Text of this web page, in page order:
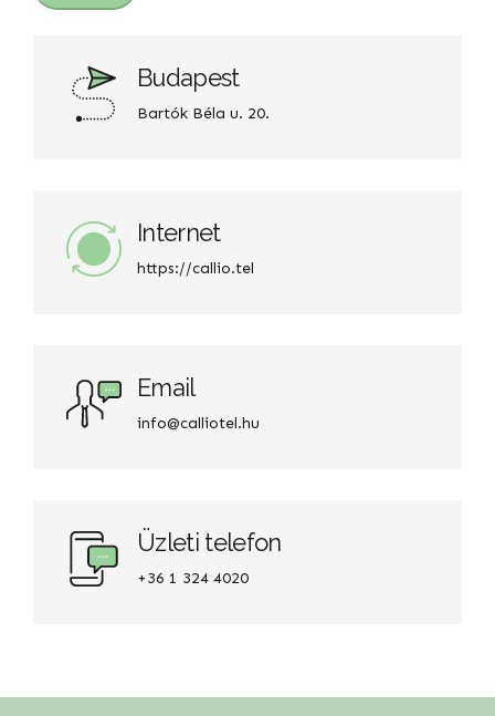
Budapest
Bartók Béla u. 20.
Internet
https://callio.tel
Email
info@calliotel.hu
Üzleti telefon
+36 1 324 4020